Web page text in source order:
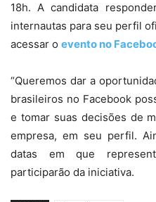
18h. A candidata
internautas para seu perfil
acessar o evento no
“Queremos dar a
brasileiros no Facebook
e tomar suas decisões de
empresa, em seu perfil.
datas em que
participarão da iniciativa.